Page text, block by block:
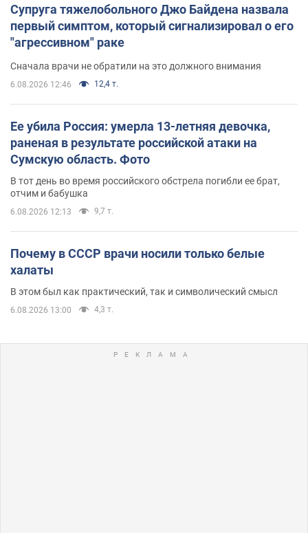
Супруга тяжелобольного Джо Байдена назвала
первый симптом, который сигнализировал о его
"агрессивном" раке
Сначала врачи не обратили на это должного внимания
6.08.2026 12:46 12,4 т.
Ее убила Россия: умерла 13-летняя девочка,
раненая в результате российской атаки на
Сумскую область. Фото
В тот день во время российского обстрела погибли ее брат,
отчим и бабушка
6.08.2026 12:13 9,7 т.
Почему в СССР врачи носили только белые
халаты
В этом был как практический, так и символический смысл
6.08.2026 13:00 4,3 т.